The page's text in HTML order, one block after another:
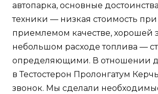
автопарка, основные
техники — низкая стоимость при
приемлемом качестве, хорошей
небольшом расходе топлива —
определяющими. В отношении
в Тестостерон Пролонгатум
звонок. Мы сделали